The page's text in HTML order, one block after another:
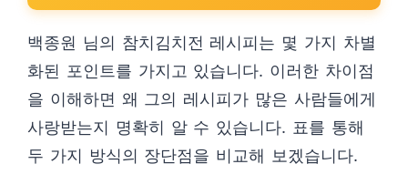
백종원 님의 참치김치전 레시피는 몇 가지 차별
화된 포인트를 가지고 있습니다. 이러한 차이점
을 이해하면 왜 그의 레시피가 많은 사람들에게
사랑받는지 명확히 알 수 있습니다. 표를 통해
두 가지 방식의 장단점을 비교해 보겠습니다.